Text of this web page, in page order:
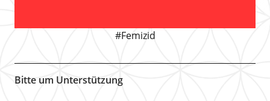
#Femizid
Bitte um Unterstützung